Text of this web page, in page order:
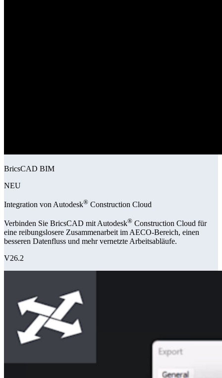
BricsCAD BIM
NEU
Integration von Autodesk® Construction Cloud
Verbinden Sie BricsCAD mit Autodesk® Construction Cloud für
eine reibungslosere Zusammenarbeit im AECO-Bereich, einen
besseren Datenfluss und mehr vernetzte Arbeitsabläufe.
V26.2